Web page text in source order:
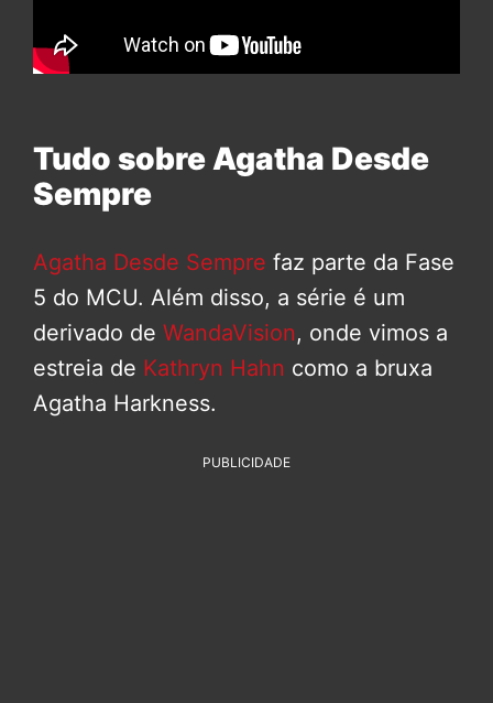
Tudo sobre Agatha Desde
Sempre
Agatha Desde Sempre faz parte da Fase
5 do MCU. Além disso, a série é um
derivado de WandaVision, onde vimos a
estreia de Kathryn Hahn como a bruxa
Agatha Harkness.
PUBLICIDADE